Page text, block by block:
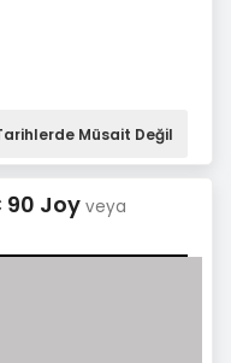
Müsait Değil
90 Joy veya